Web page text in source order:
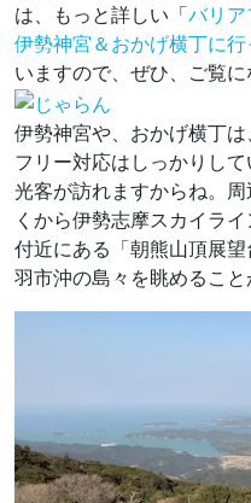
は、もっと詳しい「バリ
伊勢神宮＆おかげ横丁に行
いますので、ぜひ、ご覧に
伊勢神宮や、おかげ横丁
フリー対応はしっかりし
光客が訪れますからね。
くから伊勢志摩スカイラ
付近にある「朝熊山頂展
羽市沖の島々を眺めること